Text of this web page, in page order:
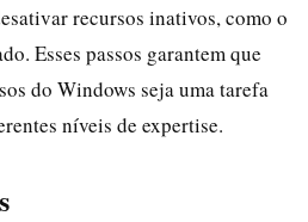
recursos inativos, como o
Esses passos garantem que
do Windows seja uma tarefa
níveis de expertise.